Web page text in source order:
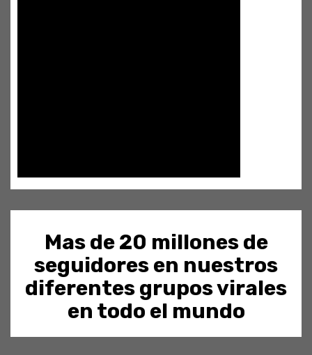
Mas de 20 millones de
seguidores en nuestros
diferentes grupos virales
en todo el mundo